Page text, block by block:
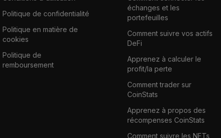
Politique de confidentialité
Politique en matière de
cookies
Politique de
remboursement
échanges et les
portefeuilles
Comment suivre vos actifs
DeFi
Apprenez à calculer le
profit/la perte
Comment trader sur
CoinStats
Apprenez à propos des
récompenses CoinStats
Comment suivre les NFTs